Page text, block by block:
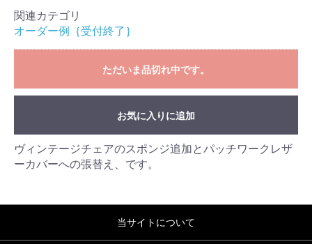
関連カテゴリ
オーダー例｛受付終了｝
ただいま品切れ中です。
お気に入りに追加
ヴィンテージチェアのスポンジ追加とパッチワークレザ
ーカバーへの張替え、です。
当サイトについて